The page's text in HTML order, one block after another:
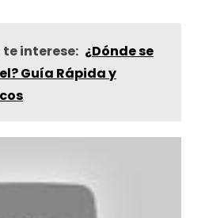
interese: ¿Dónde se
Guía Rápida y